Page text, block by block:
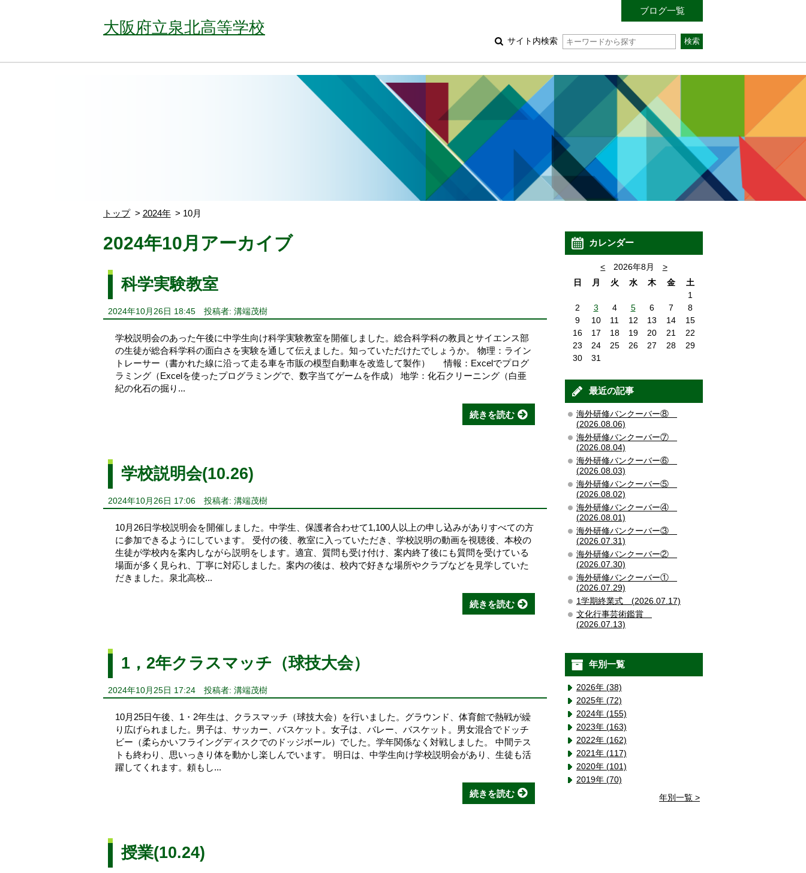
大阪府立泉北高等学校
ブログ一覧
サイト内検索
トップ 2024年 10月
2024年10月アーカイブ
科学実験教室
2024年10月26日 18:45 投稿者: 溝端茂樹
学校説明会のあった午後に中学生向け科学実験教室を開催しました。総合科学科の教員とサイエンス部
の生徒が総合科学科の面白さを実験を通して伝えました。知っていただけたでしょうか。 物理：ライン
トレーサー（書かれた線に沿って走る車を市販の模型自動車を改造して製作） 情報：Excelでプログ
ラミング（Excelを使ったプログラミングで、数字当てゲームを作成） 地学：化石クリーニング（白亜
紀の化石の掘り...
続きを読む
学校説明会(10.26)
2024年10月26日 17:06 投稿者: 溝端茂樹
10月26日学校説明会を開催しました。中学生、保護者合わせて1,100人以上の申し込みがありすべての方
に参加できるようにしています。 受付の後、教室に入っていただき、学校説明の動画を視聴後、本校の
生徒が学校内を案内しながら説明をします。適宜、質問も受け付け、案内終了後にも質問を受けている
場面が多く見られ、丁寧に対応しました。案内の後は、校内で好きな場所やクラブなどを見学していた
だきました。泉北高校...
続きを読む
1，2年クラスマッチ（球技大会）
2024年10月25日 17:24 投稿者: 溝端茂樹
10月25日午後、1・2年生は、クラスマッチ（球技大会）を行いました。グラウンド、体育館で熱戦が繰
り広げられました。男子は、サッカー、バスケット。女子は、バレー、バスケット。男女混合でドッチ
ビー（柔らかいフライングディスクでのドッジボール）でした。学年関係なく対戦しました。 中間テス
トも終わり、思いっきり体を動かし楽しんでいます。 明日は、中学生向け学校説明会があり、生徒も活
躍してくれます。頼もし...
続きを読む
授業(10.24)
カレンダー
< 2026年8月
>
日
月 火 水 木 金
土
1
2
3 4 5 6 7
8
9
10 11 12 13 14
15
16
17 18 19 20 21
22
23
24 25 26 27 28
29
30
31
最近の記事
海外研修バンクーバー⑧
(2026.08.06)
海外研修バンクーバー⑦
(2026.08.04)
海外研修バンクーバー⑥
(2026.08.03)
海外研修バンクーバー⑤
(2026.08.02)
海外研修バンクーバー④
(2026.08.01)
海外研修バンクーバー③
(2026.07.31)
海外研修バンクーバー②
(2026.07.30)
海外研修バンクーバー①
(2026.07.29)
1学期終業式 (2026.07.17)
文化行事芸術鑑賞
(2026.07.13)
年別一覧
2026年 (38)
2025年 (72)
2024年 (155)
2023年 (163)
2022年 (162)
2021年 (117)
2020年 (101)
2019年 (70)
年別一覧 >